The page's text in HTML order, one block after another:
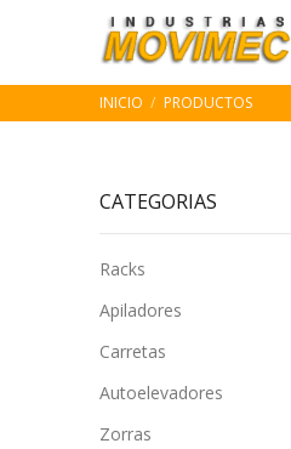
INICIO PRODUCTOS
CATEGORIAS
Racks
Apiladores
Carretas
Autoelevadores
Zorras